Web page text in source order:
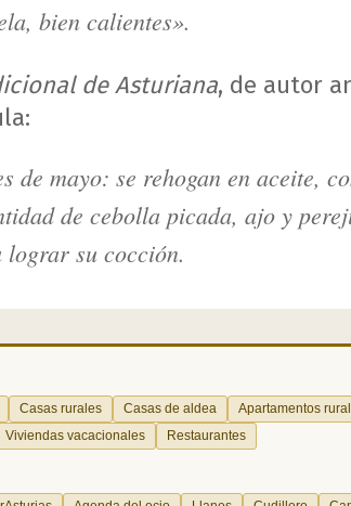
bien calientes».
de Asturiana, de autor
de mayo: se rehogan en aceite,
de cebolla picada, ajo y
su cocción.